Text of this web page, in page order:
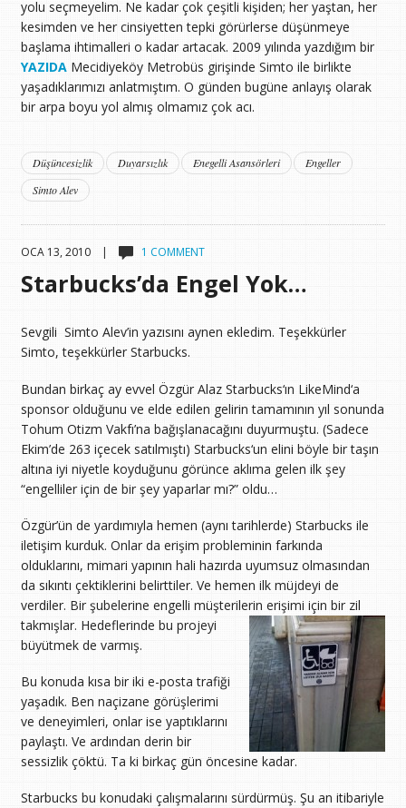
yolu seçmeyelim. Ne kadar çok çeşitli kişiden; her yaştan, her
kesimden ve her cinsiyetten tepki görürlerse düşünmeye
başlama ihtimalleri o kadar artacak. 2009 yılında yazdığım bir
YAZIDA Mecidiyeköy Metrobüs girişinde Simto ile birlikte
yaşadıklarımızı anlatmıştım. O günden bugüne anlayış olarak
bir arpa boyu yol almış olmamız çok acı.
Düşüncesizlik Duyarsızlık Enegelli Asansörleri
Engeller
Simto Alev
OCA 13, 2010 | 1 COMMENT
Starbucks’da Engel Yok…
Sevgili Simto Alev’in yazısını aynen ekledim. Teşekkürler
Simto, teşekkürler Starbucks.
Bundan birkaç ay evvel Özgür Alaz Starbucks‘ın LikeMind‘a
sponsor olduğunu ve elde edilen gelirin tamamının yıl sonunda
Tohum Otizm Vakfı’na bağışlanacağını duyurmuştu. (Sadece
Ekim’de 263 içecek satılmıştı) Starbucks‘un elini böyle bir taşın
altına iyi niyetle koyduğunu görünce aklıma gelen ilk şey
“engelliler için de bir şey yaparlar mı?” oldu…
Özgür’ün de yardımıyla hemen (aynı tarihlerde) Starbucks ile
iletişim kurduk. Onlar da erişim probleminin farkında
olduklarını, mimari yapının hali hazırda uyumsuz olmasından
da sıkıntı çektiklerini belirttiler. Ve hemen ilk müjdeyi de
verdiler. Bir şubelerine engelli müşterilerin erişimi için bir zil
takmışlar. Hedeflerinde bu projeyi
büyütmek de varmış.
Bu konuda kısa bir iki e-posta trafiği
yaşadık. Ben naçizane görüşlerimi
ve deneyimleri, onlar ise yaptıklarını
paylaştı. Ve ardından derin bir
sessizlik çöktü. Ta ki birkaç gün öncesine kadar.
Starbucks bu konudaki çalışmalarını sürdürmüş. Şu an itibariyle